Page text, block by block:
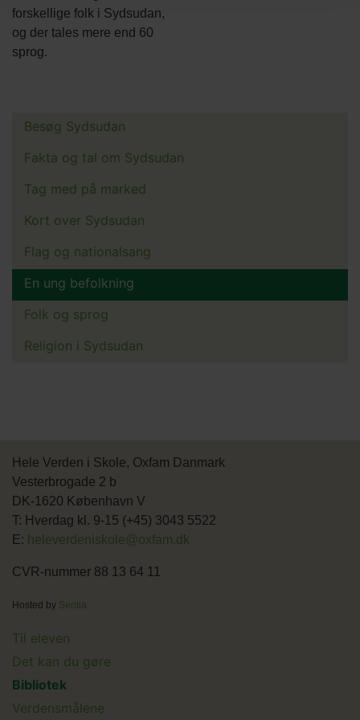
forskellige folk i Sydsudan,
og der tales mere end 60
sprog.
Main
menu
Besøg Sydsudan
Fakta og tal om Sydsudan
Tag med på marked
Kort over Sydsudan
Flag og nationalsang
En ung befolkning
Folk og sprog
Religion i Sydsudan
Hele Verden i Skole, Oxfam Danmark
Vesterbrogade 2 b
DK-1620 København V
T: Hverdag kl. 9-15 (+45) 3043 5522
E: heleverdeniskole@oxfam.dk
CVR-nummer 88 13 64 11
Hosted by Sentia
Main
menu
Til eleven
Det kan du gøre
Bibliotek
Verdensmålene